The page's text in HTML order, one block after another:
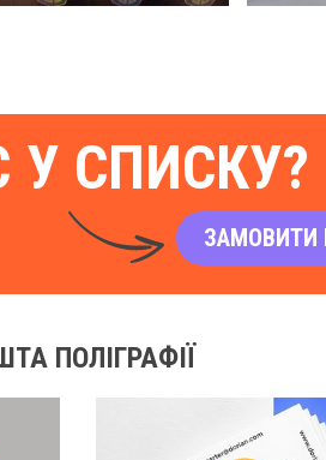
У СПИСКУ?
ЗАМОВИТИ
ПОЛІГРАФІЇ